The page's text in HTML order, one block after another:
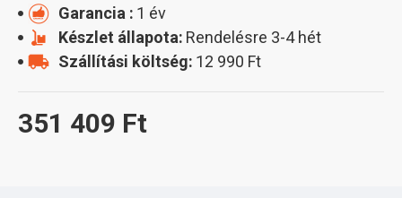
351 409 Ft
Garancia : 1 év
Készlet állapota: Rendelésre 3-4 hét
Szállítási költség: 12 990 Ft